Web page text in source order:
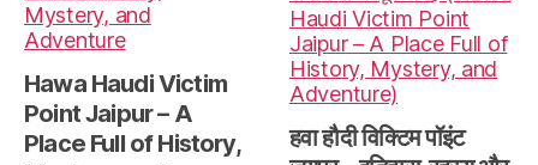
Hawa Haudi Victim
Point Jaipur – A
Place Full of History,
हवा हौदी विक्टिम पॉइंट